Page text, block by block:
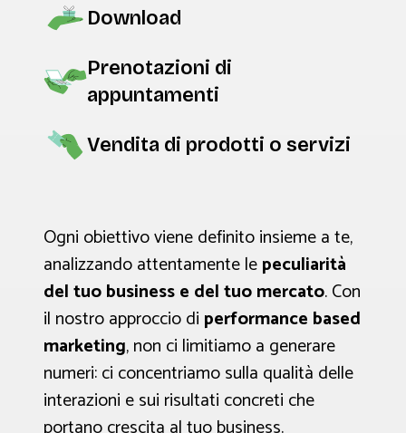
Download
Prenotazioni di
appuntamenti
Vendita di prodotti o servizi
Ogni obiettivo viene definito insieme a te,
analizzando attentamente lepeculiarità
del tuo business e del tuo mercato. Con
il nostro approccio di performance based
marketing, non ci limitiamo a generare
numeri: ci concentriamo sulla qualità delle
interazioni e sui risultati concreti che